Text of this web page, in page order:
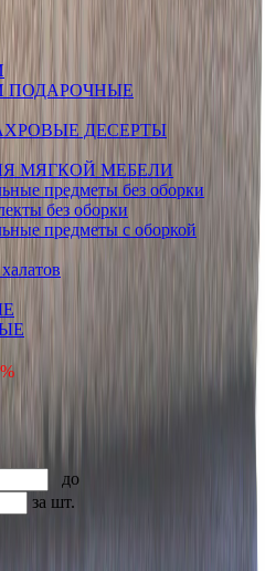
ПОДАРОЧНЫЕ
ДЕСЕРТЫ
МЯГКОЙ МЕБЕЛИ
предметы без оборки
без оборки
предметы с оборкой
%
до
за шт.